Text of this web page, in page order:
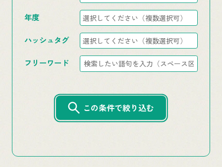
年度
ハッシュタグ
フリーワード
この条件で絞り込む